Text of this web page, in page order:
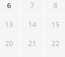
6 7 8
13 14 15
20 21 22